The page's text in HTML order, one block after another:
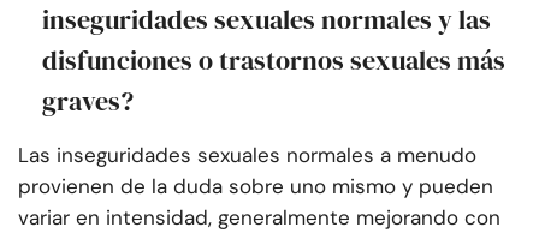
inseguridades sexuales normales y las
disfunciones o trastornos sexuales más
graves?
Las inseguridades sexuales normales a menudo
provienen de la duda sobre uno mismo y pueden
variar en intensidad, generalmente mejorando con